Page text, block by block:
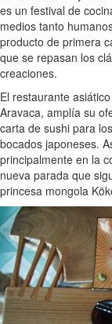
es un festival de
medios tanto
producto de primera
que se repasan los
creaciones.
El restaurante
Aravaca, amplía su
carta de sushi para
bocados japoneses.
principalmente en la
nueva parada que
princesa mongola